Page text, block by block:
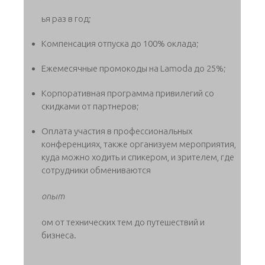
ья раз в год;
Компенсация отпуска до 100% оклада;
Ежемесячные промокоды на Lamoda до 25%;
Корпоративная программа привилегий со
скидками от партнеров;
Оплата участия в профессиональных
конференциях, также организуем мероприятия,
куда можно ходить и спикером, и зрителем, где
сотрудники обмениваются
опыт
ом от технических тем до путешествий и
бизнеса.